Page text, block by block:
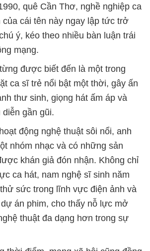
quê Cần Thơ, nghề nghiệp ca
cái tên này ngay lập tức trở
ý, kéo theo nhiều bàn luận trái
mạng.
được biết đến là một trong
ca sĩ trẻ nổi bật một thời, gây ấn
thư sinh, giọng hát ấm áp và
diễn gần gũi.
động nghệ thuật sôi nổi, anh
nhóm nhạc và có những sản
khán giả đón nhận. Không chỉ
ca hát, nam nghệ sĩ sinh năm
sức trong lĩnh vực điện ảnh và
án phim, cho thấy nỗ lực mở
thuật đa dạng hơn trong sự